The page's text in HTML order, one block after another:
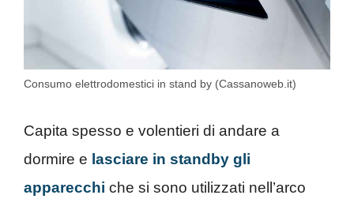
Consumo elettrodomestici in stand by (Cassanoweb.it)
Capita spesso e volentieri di andare a
dormire e lasciare in standby gli
apparecchi che si sono utilizzati nell’arco